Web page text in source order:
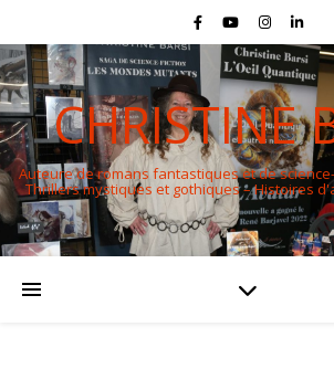
CHRISTINE
Auteure de romans fantastiques et de
Thrillers mystiques et gothiques – Histoires